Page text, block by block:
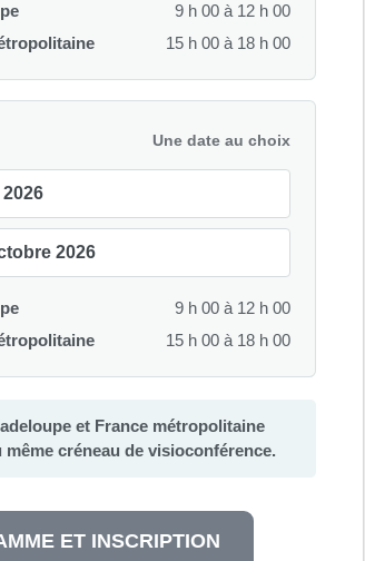
9 h 00 à 12 h 00
15 h 00 à 18 h 00
Une date au choix
2026
9 h 00 à 12 h 00
15 h 00 à 18 h 00
et France métropolitaine
créneau de visioconférence.
ET INSCRIPTION